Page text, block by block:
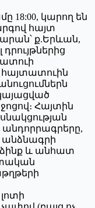
18:00, կարող են
հայտ
ք.Երևան,
հայտատուին
Հայտին
անձնագրի
և անհատ